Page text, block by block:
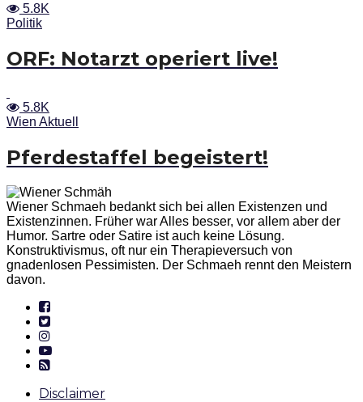
5.8K
Politik
ORF: Notarzt operiert live!
5.8K
Wien Aktuell
Pferdestaffel begeistert!
Wiener Schmaeh bedankt sich bei allen Existenzen und
Existenzinnen. Früher war Alles besser, vor allem aber der
Humor. Sartre oder Satire ist auch keine Lösung.
Konstruktivismus, oft nur ein Therapieversuch von
gnadenlosen Pessimisten. Der Schmaeh rennt den Meistern
davon.
Disclaimer